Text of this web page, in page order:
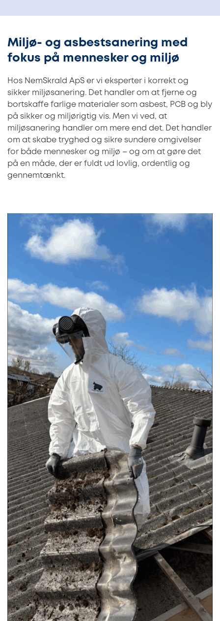
Miljø- og asbestsanering med
fokus på mennesker og miljø
Hos NemSkrald ApS er vi eksperter i korrekt og
sikker miljøsanering. Det handler om at fjerne og
bortskaffe farlige materialer som asbest, PCB og bly
på sikker og miljørigtig vis. Men vi ved, at
miljøsanering handler om mere end det. Det handler
om at skabe tryghed og sikre sundere omgivelser
for både mennesker og miljø – og om at gøre det
på en måde, der er fuldt ud lovlig, ordentlig og
gennemtænkt.